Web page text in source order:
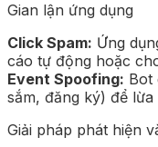
Gian lận ứng dụng
Click Spam: Ứng
cáo tự động hoặc
Event Spoofing: Bot
sắm, đăng ký) để
Giải pháp phát hiện